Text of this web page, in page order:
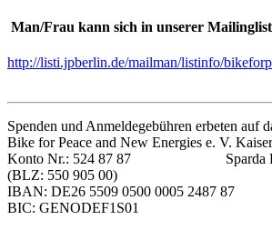
Man/Frau kann sich in unserer
http://listi.jpberlin.de/mailman/listinfo/
Spenden und Anmeldegebühren erbeten auf
Bike for Peace and New Energies e. V.
Konto Nr.: 524 87 87 Sparda
(BLZ: 550 905 00)
IBAN: DE26 5509 0500 0005 2487 87
BIC: GENODEF1S01